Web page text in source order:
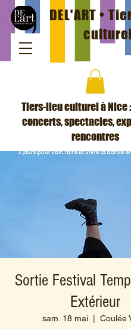
DEL'ART •
Tiers-lieu culturel à Nice
concerts, spectacles,
rencontres
Sortie Festival
Extérieur
sam. 18 mai
  |
Coulée